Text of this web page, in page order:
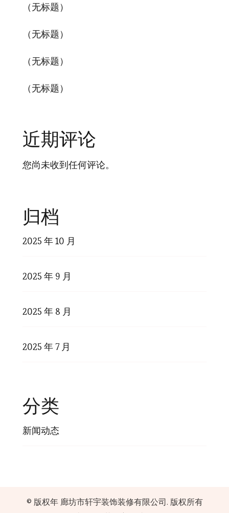
（无标题）
（无标题）
（无标题）
（无标题）
近期评论
您尚未收到任何评论。
归档
2025 年 10 月
2025 年 9 月
2025 年 8 月
2025 年 7 月
分类
新闻动态
© 版权年 廊坊市轩宇装饰装修有限公司. 版权所有